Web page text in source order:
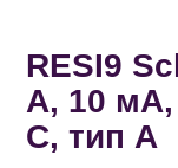
RESI9
А, 10 мА,
С, тип А